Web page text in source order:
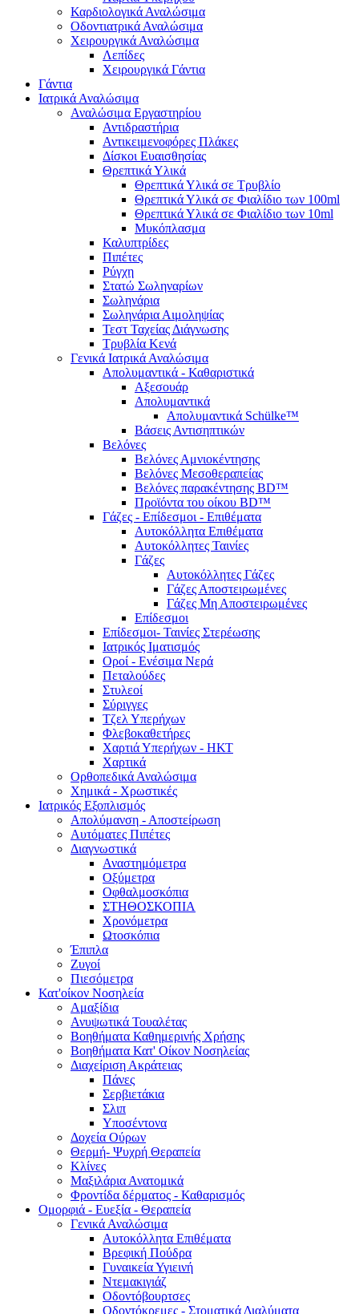
Καρδιολογικά Αναλώσιμα
Οδοντιατρικά Αναλώσιμα
Χειρουργικά Αναλώσιμα
Λεπίδες
Χειρουργικά Γάντια
Γάντια
Ιατρικά Αναλώσιμα
Αναλώσιμα Εργαστηρίου
Αντιδραστήρια
Αντικειμενοφόρες Πλάκες
Δίσκοι Ευαισθησίας
Θρεπτικά Υλικά
Θρεπτικά Υλικά σε Τρυβλίο
Θρεπτικά Υλικά σε Φιαλίδιο των 100ml
Θρεπτικά Υλικά σε Φιαλίδιο των 10ml
Μυκόπλασμα
Καλυπτρίδες
Πιπέτες
Ρύγχη
Στατώ Σωληναρίων
Σωληνάρια
Σωληνάρια Αιμοληψίας
Τεστ Ταχείας Διάγνωσης
Τρυβλία Κενά
Γενικά Ιατρικά Αναλώσιμα
Απολυμαντικά - Καθαριστικά
Αξεσουάρ
Απολυμαντικά
Απολυμαντικά Schülke™
Βάσεις Αντισηπτικών
Βελόνες
Βελόνες Αμνιοκέντησης
Βελόνες Μεσοθεραπείας
Βελόνες παρακέντησης BD™
Προϊόντα του οίκου BD™
Γάζες - Επίδεσμοι - Επιθέματα
Αυτοκόλλητα Επιθέματα
Αυτοκόλλητες Ταινίες
Γάζες
Αυτοκόλλητες Γάζες
Γάζες Αποστειρωμένες
Γάζες Μη Αποστειρωμένες
Επίδεσμοι
Επίδεσμοι- Ταινίες Στερέωσης
Ιατρικός Ιματισμός
Οροί - Ενέσιμα Νερά
Πεταλούδες
Στυλεοί
Σύριγγες
Τζελ Υπερήχων
Φλεβοκαθετήρες
Χαρτιά Υπερήχων - ΗΚΤ
Χαρτικά
Ορθοπεδικά Αναλώσιμα
Χημικά - Χρωστικές
Ιατρικός Εξοπλισμός
Απολύμανση - Αποστείρωση
Αυτόματες Πιπέτες
Διαγνωστικά
Αναστημόμετρα
Οξύμετρα
Οφθαλμοσκόπια
ΣΤΗΘΟΣΚΟΠΙΑ
Χρονόμετρα
Ωτοσκόπια
Έπιπλα
Ζυγοί
Πιεσόμετρα
Κατ'οίκον Νοσηλεία
Αμαξίδια
Ανυψωτικά Τουαλέτας
Βοηθήματα Καθημερινής Χρήσης
Βοηθήματα Κατ' Οίκον Νοσηλείας
Διαχείριση Ακράτειας
Πάνες
Σερβιετάκια
Σλιπ
Υποσέντονα
Δοχεία Ούρων
Θερμή- Ψυχρή Θεραπεία
Κλίνες
Μαξιλάρια Ανατομικά
Φροντίδα δέρματος - Καθαρισμός
Ομορφιά - Ευεξία - Θεραπεία
Γενικά Αναλώσιμα
Αυτοκόλλητα Επιθέματα
Βρεφική Πούδρα
Γυναικεία Υγιεινή
Ντεμακιγιάζ
Οδοντόβουρτσες
Οδοντόκρεμες - Στοματικά Διαλύματα